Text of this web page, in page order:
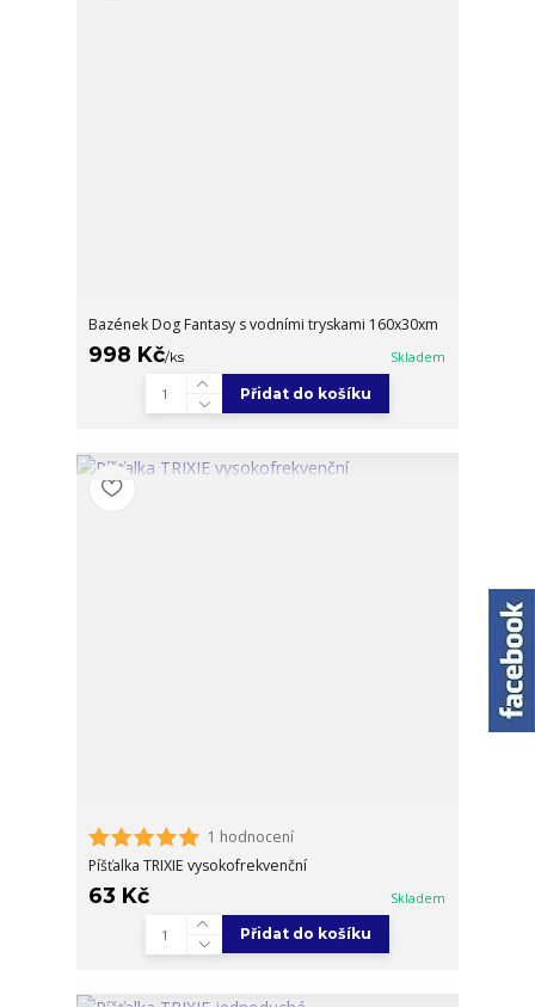
Bazének Dog Fantasy s vodními tryskami 160x30xm
998 Kč/ks Skladem
Přidat do košíku
1 hodnocení
Píšťalka TRIXIE vysokofrekvenční
63 Kč Skladem
Přidat do košíku